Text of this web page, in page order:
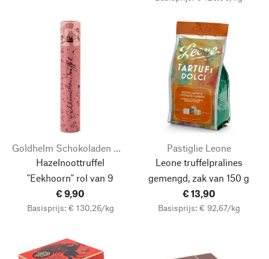
Goldhelm Schokoladen Manufaktur
Hazelnoottruffel
"Eekhoorn" rol van 9
€ 9,90
Basisprijs: € 130,26/kg
Pastiglie Leone
Leone truffelpralines
gemengd, zak van 150 g
€ 13,90
Basisprijs: € 92,67/kg